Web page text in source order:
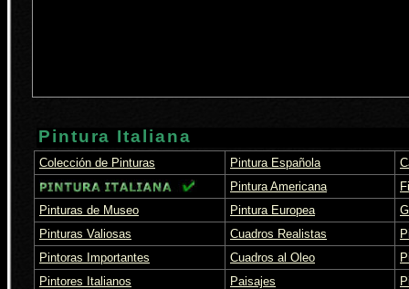
Pintura Italiana
Colección de Pinturas Pintura Española
Pintura Americana
Pinturas de Museo
Pintura Europea
Pinturas Valiosas
Cuadros Realistas
Pintoras Importantes
Cuadros al Oleo
Pintores Italianos
Paisajes